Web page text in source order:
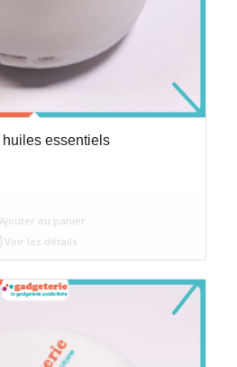
huiles essentiels
au panier
Voir les détails